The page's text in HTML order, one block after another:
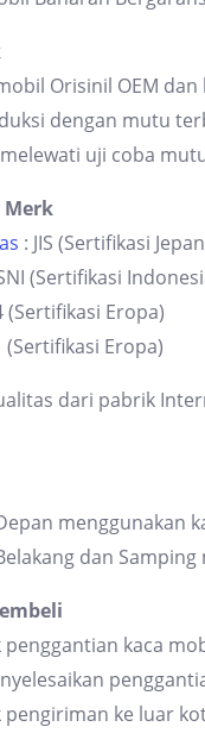
Orisinil OEM
dengan mutu
uji coba
: JIS (Sertifikasi
(Sertifikasi
(Sertifikasi Eropa)
(Sertifikasi Eropa)
dari pabrik
menggunakan
dan
penggantian kaca
pengiriman ke luar